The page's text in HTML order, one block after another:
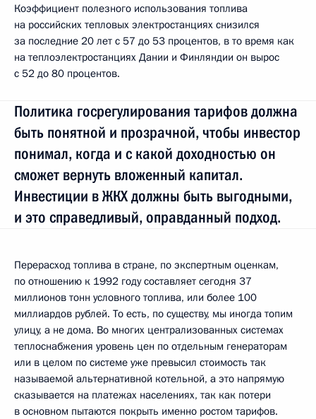
Коэффициент полезного использования топлива
на российских тепловых электростанциях снизился
за последние 20 лет с 57 до 53 процентов, в то время как
на теплоэлектростанциях Дании и Финляндии он вырос
с 52 до 80 процентов.
Политика госрегулирования тарифов должна
быть понятной и прозрачной, чтобы инвестор
понимал, когда и с какой доходностью он
сможет вернуть вложенный капитал.
Инвестиции в ЖКХ должны быть выгодными,
и это справедливый, оправданный подход.
Перерасход топлива в стране, по экспертным оценкам,
по отношению к 1992 году составляет сегодня 37
миллионов тонн условного топлива, или более 100
миллиардов рублей. То есть, по существу, мы иногда топим
улицу, а не дома. Во многих централизованных системах
теплоснабжения уровень цен по отдельным генераторам
или в целом по системе уже превысил стоимость так
называемой альтернативной котельной, а это напрямую
сказывается на платежах населениях, так как потери
в основном пытаются покрыть именно ростом тарифов.